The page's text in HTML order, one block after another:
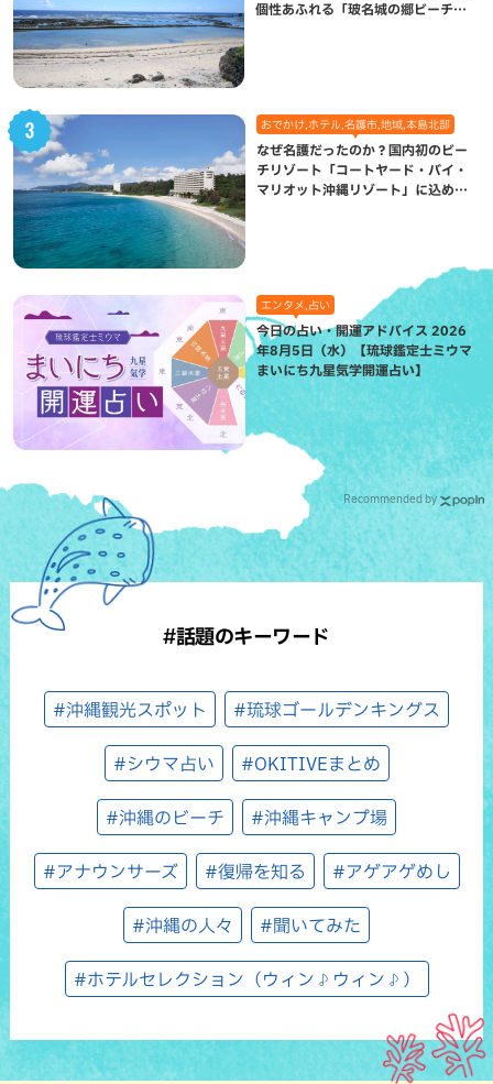
個性あふれる「玻名城の郷ビーチ」
おでかけ,ホテル,名護市,地域,本島北部
なぜ名護だったのか？国内初のビー
チリゾート「コートヤード・バイ・
マリオット沖縄リゾート」に込めら
エンタメ,占い
今日の占い・開運アドバイス 2026
年8月5日（水）【琉球鑑定士ミウマ
まいにち九星気学開運占い】
Recommended by
#話題のキーワード
#沖縄観光スポット #琉球ゴールデンキングス
#シウマ占い #OKITIVEまとめ
#沖縄のビーチ #沖縄キャンプ場
#アナウンサーズ #復帰を知る #アゲアゲめし
#沖縄の人々 #聞いてみた
#ホテルセレクション（ウィン♪ウィン♪）